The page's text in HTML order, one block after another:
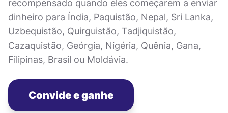
recompensado quando eles começarem a enviar
dinheiro para Índia, Paquistão, Nepal, Sri Lanka,
Uzbequistão, Quirguistão, Tadjiquistão,
Cazaquistão, Geórgia, Nigéria, Quênia, Gana,
Filipinas, Brasil ou Moldávia.
Convide e ganhe